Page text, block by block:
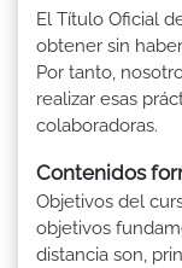
El Título Oficial
obtener sin
Por tanto,
realizar esas
colaboradoras.
Contenidos
Objetivos del
objetivos
distancia son,